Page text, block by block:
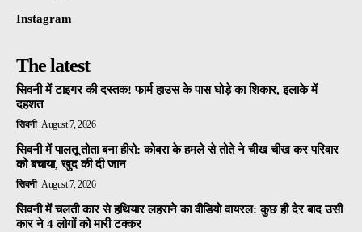
Instagram
The latest
सिवनी में टाइगर की दस्तक! फार्म हाउस के पास घोड़े का शिकार, इलाके में
दहशत
सिवनी August 7, 2026
सिवनी में पालतू तोता बना हीरो: कोबरा के हमले से तोते ने चीख चीख कर परिवार
को बचाया, खुद की दी जान
सिवनी August 7, 2026
सिवनी में चलती कार से हथियार लहराने का वीडियो वायरल: कुछ ही देर बाद उसी
कार ने 4 लोगों को मारी टक्कर